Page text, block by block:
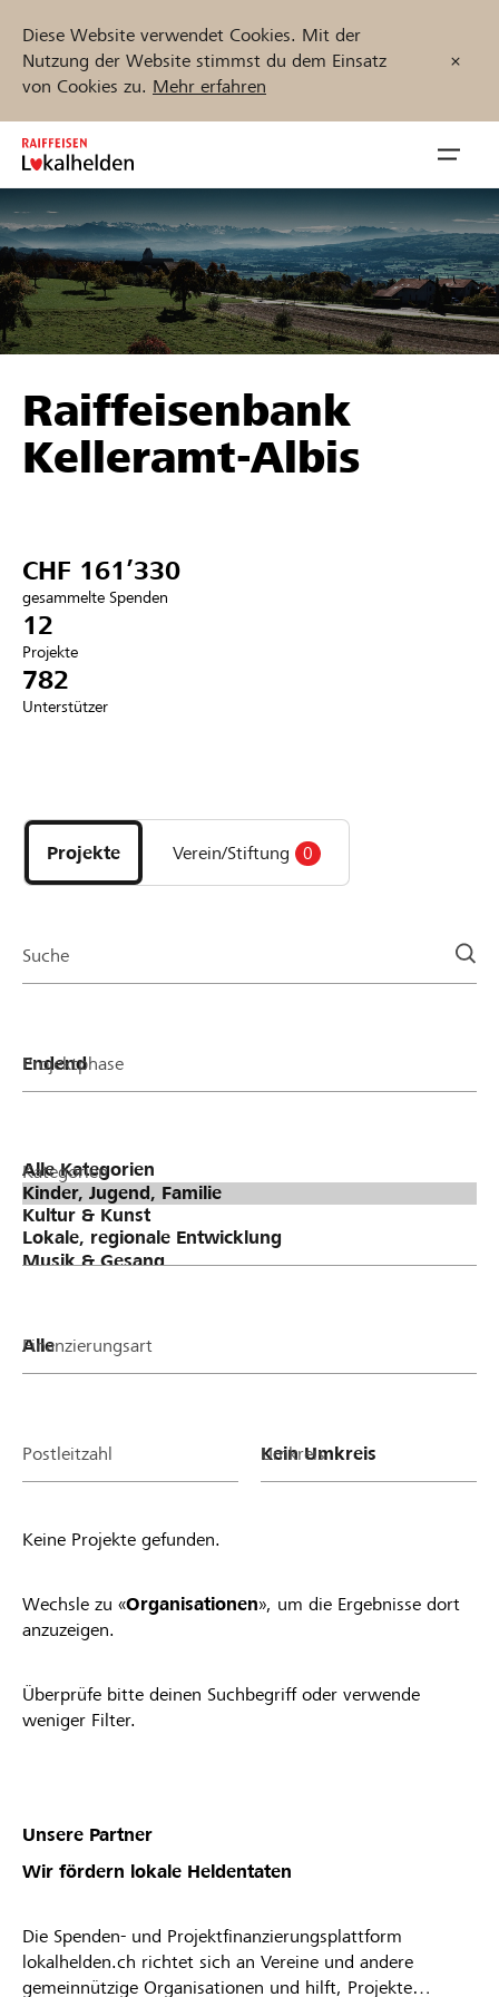
Diese Website verwendet Cookies. Mit der
Nutzung der Website stimmst du dem Einsatz
von Cookies zu. Mehr erfahren
Zum
Inhalt
springen
öffnen
Unterstützen
Hilfe & Support
Anmelden
Projekte und Organisationen finden
Jetzt starten
DE FR IT
Raiffeisenbank
Kelleramt-Albis
CHF 161’330
gesammelte Spenden
12
Projekte
782
Unterstützer
Projekte
und
Organisationen
Projekte Verein/Stiftung 0
Suche
Projektphase
Kategorien
Finanzierungsart
Postleitzahl Umkreis
Keine Projekte gefunden.
Wechsle zu «Organisationen», um die Ergebnisse dort
anzuzeigen.
Überprüfe bitte deinen Suchbegriff oder verwende
weniger Filter.
Unsere Partner
Wir fördern lokale Heldentaten
Die Spenden- und Projektfinanzierungsplattform
lokalhelden.ch richtet sich an Vereine und andere
gemeinnützige Organisationen und hilft, Projekte